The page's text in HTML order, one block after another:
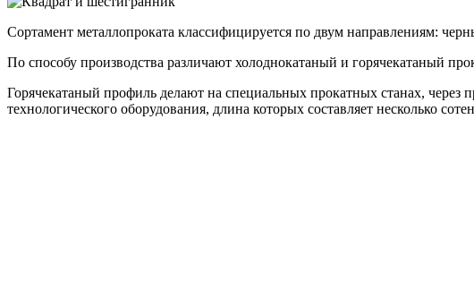
Сортамент металлопроката классифицируется по двум направлениям:
По способу производства различают холоднокатаный и горячекатаный
Горячекатаный профиль делают на специальных прокатных станах,
технологического оборудования, длина которых составляет несколько